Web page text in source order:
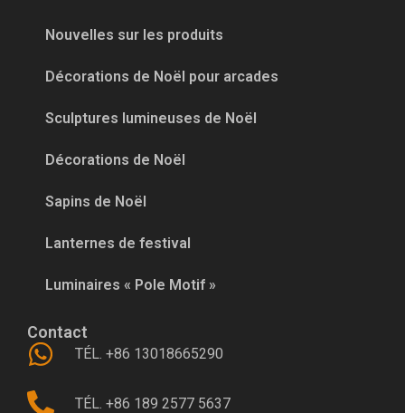
Nouvelles sur les produits
Décorations de Noël pour arcades
Sculptures lumineuses de Noël
Décorations de Noël
Sapins de Noël
Lanternes de festival
Luminaires « Pole Motif »
Contact
TÉL. +86 13018665290
TÉL. +86 189 2577 5637